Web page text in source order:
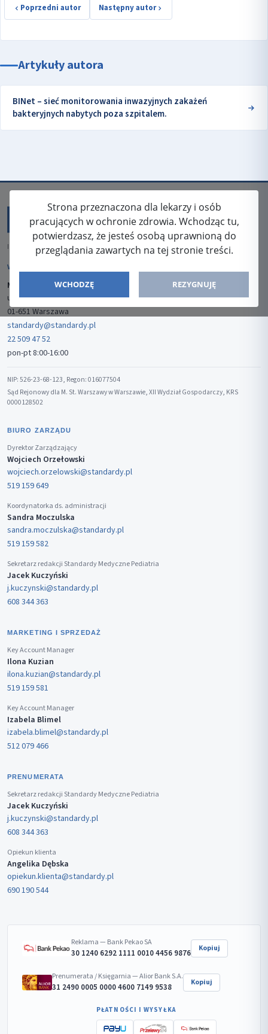
Poprzedni autor Następny autor
Artykuły autora
BINet – sieć monitorowania inwazyjnych zakażeń
bakteryjnych nabytych poza szpitalem.
Strona przeznaczona dla lekarzy i osób
pracujących w ochronie zdrowia. Wchodząc tu,
potwierdzasz, że jesteś osobą uprawnioną do
przeglądania zawartych na tej stronie treści.
WCHODZĘ REZYGNUJĘ
ISSN: 2080-5438
WYDAWCA
Media-Press Sp. z o.o.
ul. Gwiaździsta 7B/8
01-651 Warszawa
standardy@standardy.pl
22 509 47 52
pon-pt 8:00-16:00
NIP: 526-23-68-123, Regon: 016077504
Sąd Rejonowy dla M. St. Warszawy w Warszawie, XII Wydział Gospodarczy, KRS
0000128502
BIURO ZARZĄDU
Dyrektor Zarządzający
Wojciech Orzełowski
wojciech.orzelowski@standardy.pl
519 159 649
Koordynatorka ds. administracji
Sandra Moczulska
sandra.moczulska@standardy.pl
519 159 582
Sekretarz redakcji Standardy Medyczne Pediatria
Jacek Kuczyński
j.kuczynski@standardy.pl
608 344 363
MARKETING I SPRZEDAŻ
Key Account Manager
Ilona Kuzian
ilona.kuzian@standardy.pl
519 159 581
Key Account Manager
Izabela Blimel
izabela.blimel@standardy.pl
512 079 466
PRENUMERATA
Sekretarz redakcji Standardy Medyczne Pediatria
Jacek Kuczyński
j.kuczynski@standardy.pl
608 344 363
Opiekun klienta
Angelika Dębska
opiekun.klienta@standardy.pl
690 190 544
Reklama — Bank Pekao SA
30 1240 6292 1111 0010 4456 9876 Kopiuj
Prenumerata / Księgarnia — Alior Bank S.A.
31 2490 0005 0000 4600 7149 9538 Kopiuj
PŁATNOŚCI I WYSYŁKA